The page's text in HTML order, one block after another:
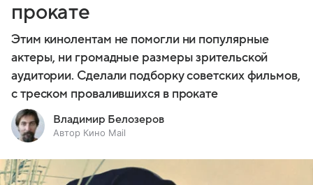
прокате
Этим кинолентам не помогли ни популярные
актеры, ни громадные размеры зрительской
аудитории. Сделали подборку советских фильмов,
с треском провалившихся в прокате
Владимир Белозеров
Автор Кино Mail